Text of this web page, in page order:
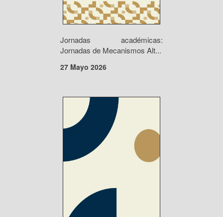
Jornadas académicas:
Jornadas de Mecanismos Alt...
27 Mayo 2026